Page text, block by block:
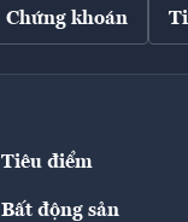
Chứng khoán
Tiêu điểm
Bất động sản